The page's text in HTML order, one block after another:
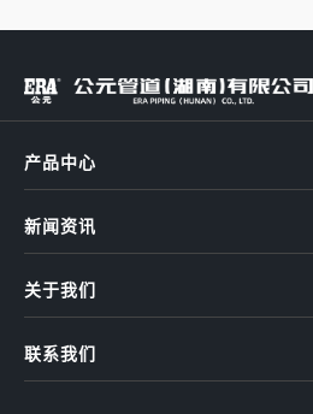
产品中心
新闻资讯
关于我们
联系我们